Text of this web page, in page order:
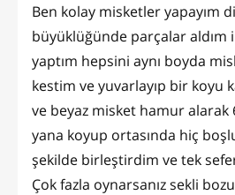
Ben kolay misketler yapayım
büyüklüğünde parçalar aldım
yaptım hepsini aynı boyda
kestim ve yuvarlayıp bir koyu
ve beyaz misket hamur
yana koyup ortasında hiç
şekilde birleştirdim ve tek
Çok fazla oynarsanız sekli